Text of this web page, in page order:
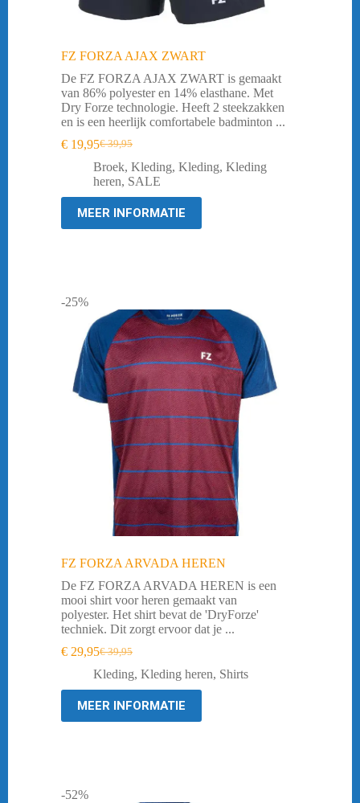
FZ FORZA AJAX ZWART
De FZ FORZA AJAX ZWART is gemaakt
van 86% polyester en 14% elasthane. Met
Dry Forze technologie. Heeft 2 steekzakken
en is een heerlijk comfortabele badminton ...
€39,95
Oorspronkelijke
prijs
was:
€ 19,95Huidige
prijs
is:
Broek, Kleding, Kleding, Kleding
heren, SALE
MEER INFORMATIE
-25%
FZ FORZA ARVADA HEREN
De FZ FORZA ARVADA HEREN is een
mooi shirt voor heren gemaakt van
polyester. Het shirt bevat de 'DryForze'
techniek. Dit zorgt ervoor dat je ...
€39,95
Oorspronkelijke
prijs
was:
€ 39,95.
€ 29,95Huidige
prijs
is:
€ 29,95.
Kleding, Kleding heren, Shirts
MEER INFORMATIE
-52%